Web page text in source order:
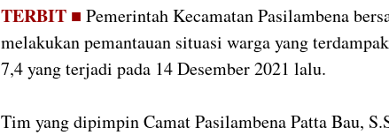
TERBIT ■ Pemerintah Kecamatan Pasilambena
melakukan pemantauan situasi warga yang
7,4 yang terjadi pada 14 Desember 2021 lalu.
Tim yang dipimpin Camat Pasilambena Patta Bau,